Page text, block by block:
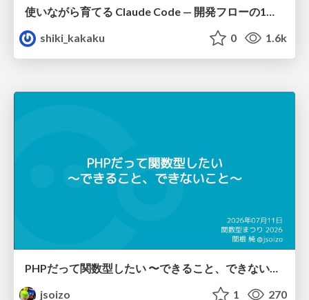
shiki_kakaku
0 1.6k
PHPだって関数型したい 〜できること、できないこと〜 / fp-in-php
jsoizo
1 270